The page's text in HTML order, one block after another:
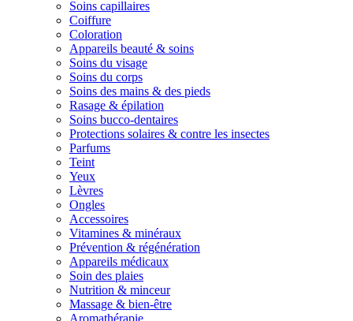
Soins capillaires
Coiffure
Coloration
Appareils beauté & soins
Soins du visage
Soins du corps
Soins des mains & des pieds
Rasage & épilation
Soins bucco-dentaires
Protections solaires & contre les insectes
Parfums
Teint
Yeux
Lèvres
Ongles
Accessoires
Vitamines & minéraux
Prévention & régénération
Appareils médicaux
Soin des plaies
Nutrition & minceur
Massage & bien-être
Aromathérapie